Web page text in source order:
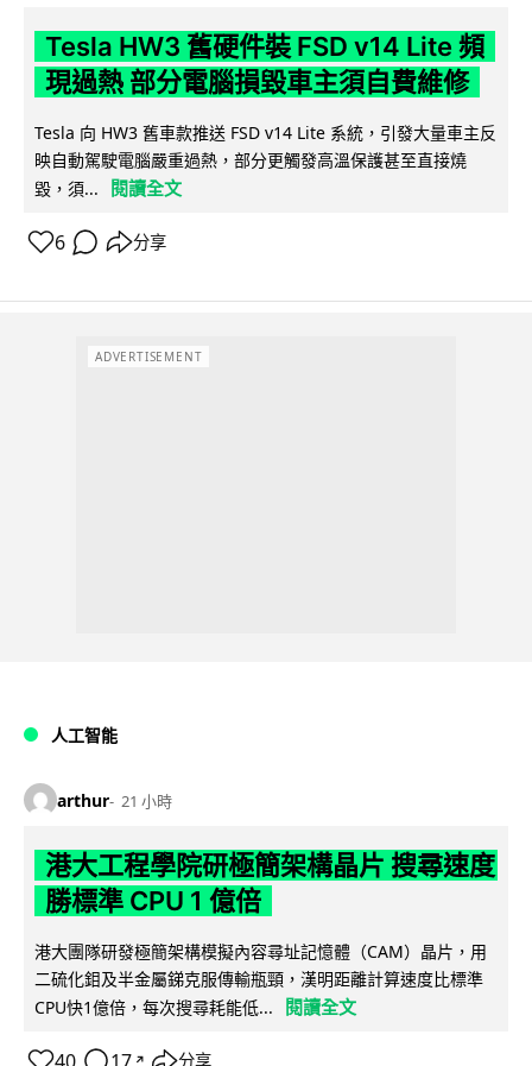
Tesla HW3 舊硬件裝 FSD v14 Lite 頻
現過熱 部分電腦損毀車主須自費維修
Tesla 向 HW3 舊車款推送 FSD v14 Lite 系統，引發大量車主反
映自動駕駛電腦嚴重過熱，部分更觸發高溫保護甚至直接燒
毀，須...
閱讀全文
6 分享
ADVERTISEMENT
人工智能
arthur 21 小時
港大工程學院研極簡架構晶片 搜尋速度
勝標準 CPU 1 億倍
港大團隊研發極簡架構模擬內容尋址記憶體（CAM）晶片，用
二硫化鉬及半金屬銻克服傳輸瓶頸，漢明距離計算速度比標準
CPU快1億倍，每次搜尋耗能低...
閱讀全文
↗ 分享